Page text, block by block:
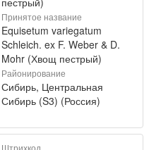
Принятое название
Equisetum variegatum
Schleich. ex F. Weber & D.
Mohr (Хвощ пестрый)
Районирование
Сибирь, Центральная
Сибирь (S3) (Россия)
Штрихкод